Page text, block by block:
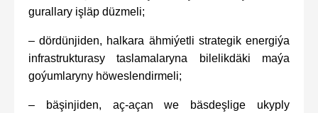
gurallary işläp düzmeli;
– dördünjiden, halkara ähmiýetli strategik energiýa
infrastrukturasy taslamalaryna bilelikdäki maýa
goýumlaryny höweslendirmeli;
– bäşinjiden, aç-açan we bäsdeşlige ukyply